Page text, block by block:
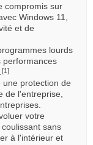
compromis sur
Windows 11,
et de
lourds
performances
[1]
une protection de
de l'entreprise,
votre
sans
à l'intérieur et